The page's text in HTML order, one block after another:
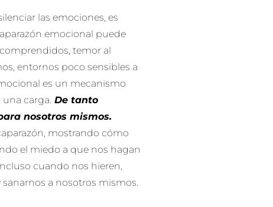
las emociones, es
emocional puede
temor al
entornos poco sensibles a
es un mecanismo
carga. De tanto
nosotros mismos.
mostrando cómo
el miedo a que nos hagan
cuando nos hieren,
a nosotros mismos.